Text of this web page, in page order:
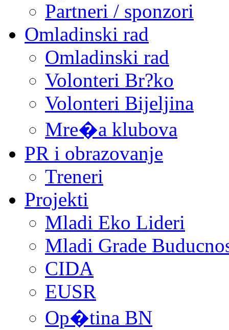
Partneri / sponzori
Omladinski rad
Omladinski rad
Volonteri Br?ko
Volonteri Bijeljina
Mre�a klubova
PR i obrazovanje
Treneri
Projekti
Mladi Eko Lideri
Mladi Grade
CIDA
EUSR
Op�tina BN